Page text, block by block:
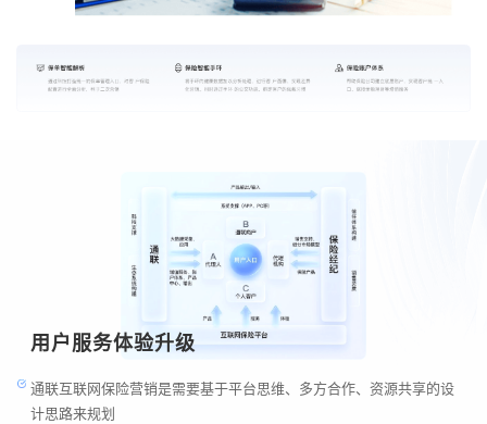
用户服务体验升级
通联互联网保险营销是需要基于平台思维、多方合作、资源共享的设
计思路来规划